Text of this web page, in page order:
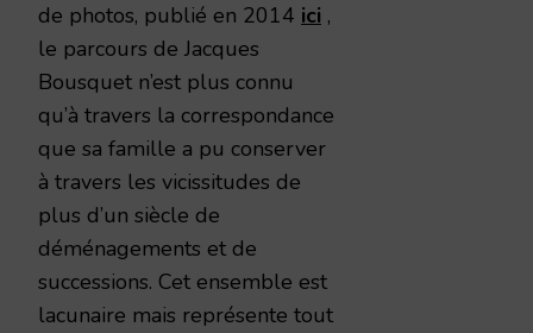
de photos, publié en 2014 ici ,
le parcours de Jacques
Bousquet n’est plus connu
qu’à travers la correspondance
que sa famille a pu conserver
à travers les vicissitudes de
plus d’un siècle de
déménagements et de
successions. Cet ensemble est
lacunaire mais représente tout